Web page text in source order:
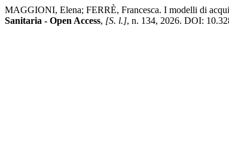
MAGGIONI, Elena; FERRÈ, Francesca. I modelli di
Sanitaria - Open Access, [S. l.], n. 134, 2026. DOI: